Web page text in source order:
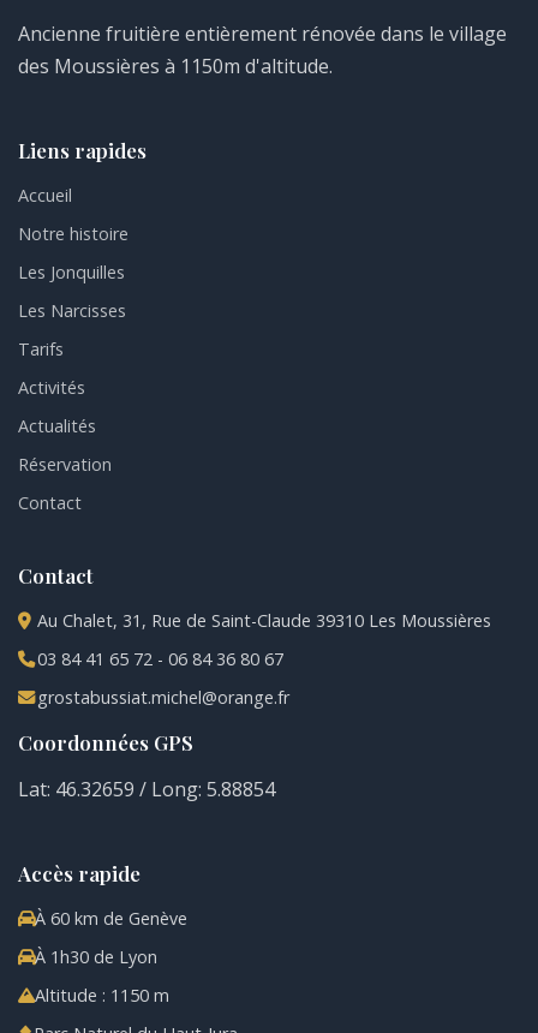
Ancienne fruitière entièrement rénovée dans le village
des Moussières à 1150m d'altitude.
Liens rapides
Accueil
Notre histoire
Les Jonquilles
Les Narcisses
Tarifs
Activités
Actualités
Réservation
Contact
Contact
Au Chalet, 31, Rue de Saint-Claude 39310 Les Moussières
03 84 41 65 72 - 06 84 36 80 67
grostabussiat.michel@orange.fr
Coordonnées GPS
Lat: 46.32659 / Long: 5.88854
Accès rapide
À 60 km de Genève
À 1h30 de Lyon
Altitude : 1150 m